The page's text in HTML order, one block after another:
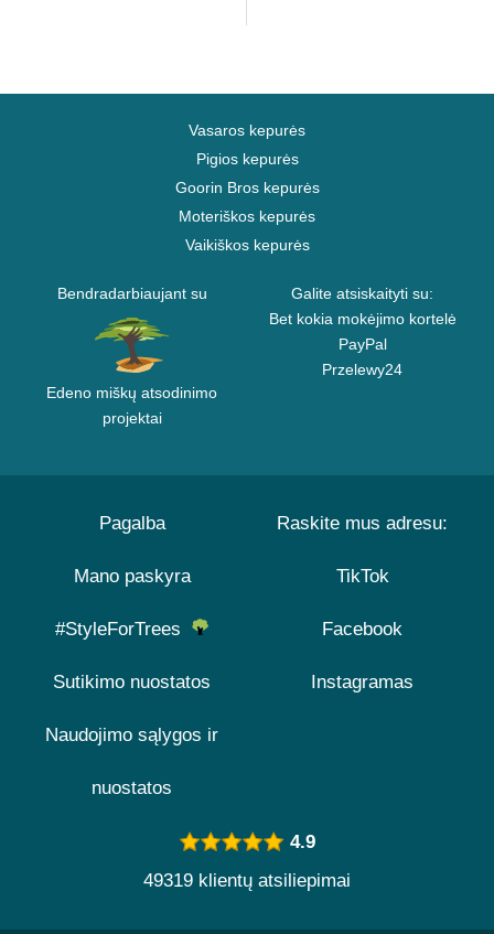
Vasaros kepurės
Pigios kepurės
Goorin Bros kepurės
Moteriškos kepurės
Vaikiškos kepurės
Bendradarbiaujant su
Edeno miškų atsodinimo
projektai
Galite atsiskaityti su:
Bet kokia mokėjimo kortelė
PayPal
Przelewy24
Pagalba
Mano paskyra
#StyleForTrees
Sutikimo nuostatos
Naudojimo sąlygos ir
nuostatos
Raskite mus adresu:
TikTok
Facebook
Instagramas
4.9
49319 klientų atsiliepimai